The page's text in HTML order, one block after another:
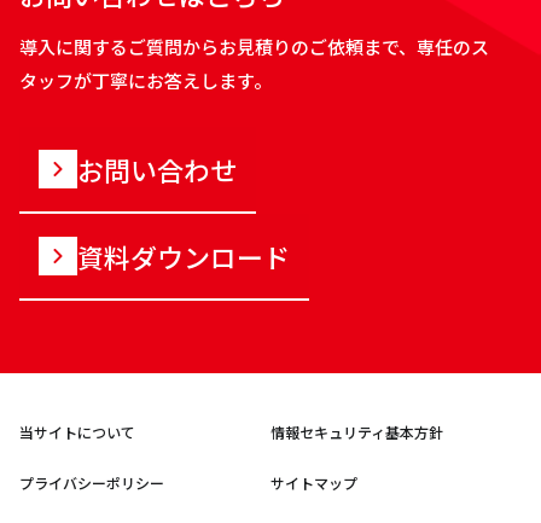
導入に関するご質問からお見積りのご依頼まで、専任のス
タッフが丁寧にお答えします。
お問い合わせ
資料ダウンロード
当サイトについて 情報セキュリティ基本方針
プライバシーポリシー サイトマップ